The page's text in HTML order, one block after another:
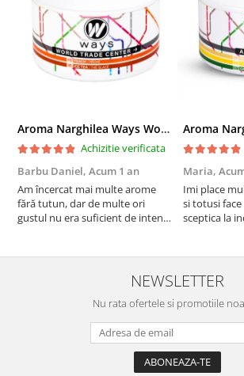
Aroma Narghilea Ways World Trade Center - Piersica cu Ice Tea, 200gr
Achizitie verificata
Barbu Daniel, Acum 1 an
Am încercat mai multe arome
fără tutun, dar de multe ori
gustul nu era suficient de intens.
pe toată durata sesiunii. Chiar
dacă nu conține tutun, senzația
Maria,
Imi place
si totusi
sceptica la
ramane
camera de
NEWSLETTER
Nu rata ofertele si promotiile